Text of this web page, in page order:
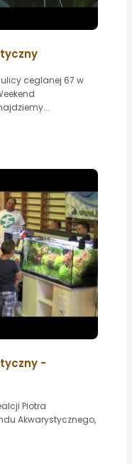
ulicy ceglanej 67 w
-
Piotra
Akwarystycznego,